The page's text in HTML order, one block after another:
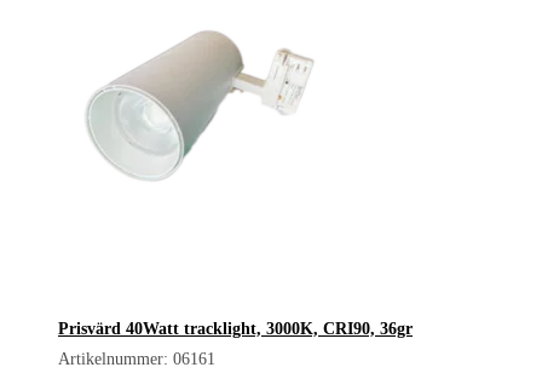
Prisvärd 40Watt tracklight, 3000K, CRI90, 36gr
Artikelnummer: 06161